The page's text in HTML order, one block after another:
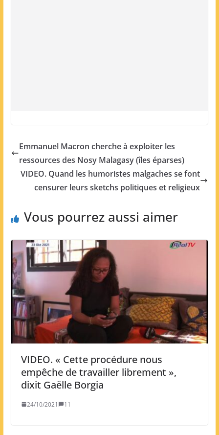
Emmanuel Macron cherche à exploiter les
ressources des Nosy Malagasy (îles éparses)
VIDEO. Quand les humoristes malgaches se font
censurer leurs sketchs politiques et religieux
Vous pourrez aussi aimer
VIDEO. « Cette procédure nous
empêche de travailler librement »,
dixit Gaëlle Borgia
24/10/2021 11